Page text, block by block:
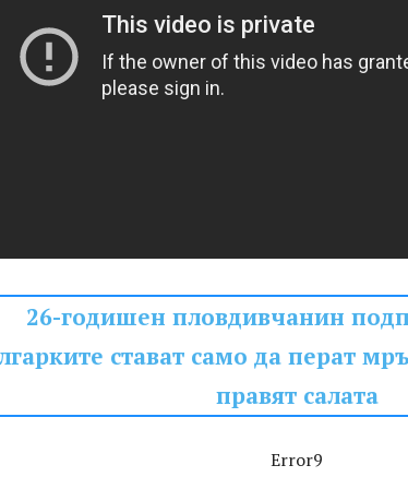
26-годишен пловдивчанин
стават само да перат
правят салата
Error9